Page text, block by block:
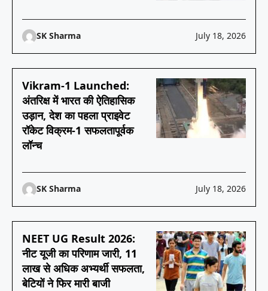
SK Sharma July 18, 2026
Vikram-1 Launched:
अंतरिक्ष में भारत की ऐतिहासिक
उड़ान, देश का पहला प्राइवेट
रॉकेट विक्रम-1 सफलतापूर्वक
लॉन्च
SK Sharma July 18, 2026
NEET UG Result 2026:
नीट यूजी का परिणाम जारी, 11
लाख से अधिक अभ्यर्थी सफलता,
बेटियों ने फिर मारी बाजी